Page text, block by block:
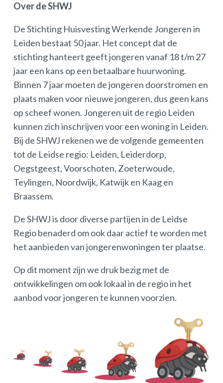
Over de SHWJ
De Stichting Huisvesting Werkende Jongeren in
Leiden bestaat 50 jaar. Het concept dat de
stichting hanteert geeft jongeren vanaf 18 t/m 27
jaar een kans op een betaalbare huurwoning.
Binnen 7 jaar moeten de jongeren doorstromen en
plaats maken voor nieuwe jongeren, dus geen kans
op scheef wonen. Jongeren uit de regio Leiden
kunnen zich inschrijven voor een woning in Leiden.
Bij de SHWJ rekenen we de volgende gemeenten
tot de Leidse regio: Leiden, Leiderdorp,
Oegstgeest, Voorschoten, Zoeterwoude,
Teylingen, Noordwijk, Katwijk en Kaag en
Braassem.
De SHWJ is door diverse partijen in de Leidse
Regio benaderd om ook daar actief te worden met
het aanbieden van jongerenwoningen ter plaatse.
Op dit moment zijn we druk bezig met de
ontwikkelingen om ook lokaal in de regio in het
aanbod voor jongeren te kunnen voorzien.